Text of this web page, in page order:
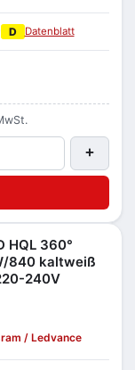
D Datenblatt
+
HQL 360°
840 kaltweiß
240V
/ Ledvance